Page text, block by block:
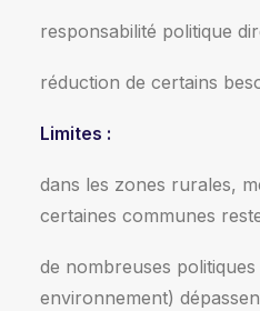
responsabilité politique
réduction de certains
Limites :
dans les zones rurales,
certaines communes
de nombreuses
environnement)